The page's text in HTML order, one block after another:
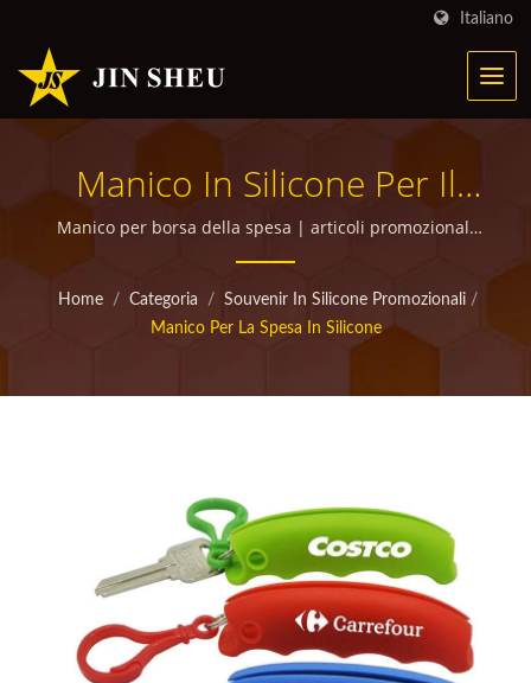
Italiano
Manico In Silicone Per Il
Trasporto | Prodotti
Metallici Personalizzati Per
Campagne Di Marketing
Manico per borsa della spesa | articoli promozionali
personalizzati di alta qualità per omaggi
Home / Categoria / Souvenir In Silicone Promozionali /
Manico Per La Spesa In Silicone